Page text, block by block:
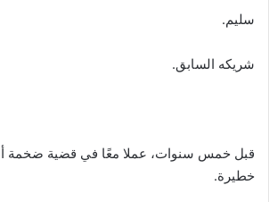
سليم.
شريكه السابق.
قبل خمس سنوات، عملا معًا في قضية ضخمة
خطيرة.